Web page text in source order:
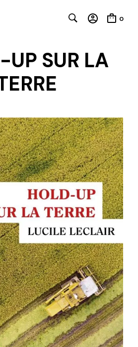
0
UP SUR LA